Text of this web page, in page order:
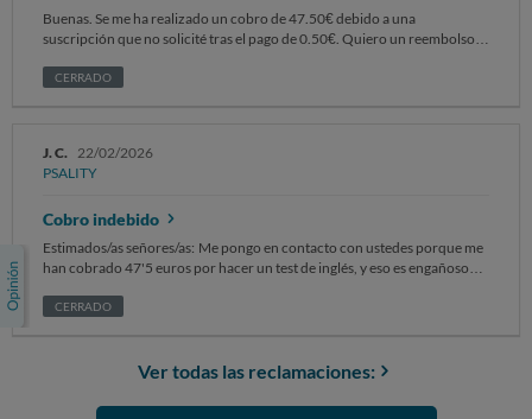
Buenas. Se me ha realizado un cobro de 47.50€ debido a una
suscripción que no solicité tras el pago de 0.50€. Quiero un reembolso
utilicé fue: algarzong@gmail.com Alberto Garzón Guerrero
CERRADO
J. C. 22/02/2026
PSALITY
Cobro indebido
Estimados/as señores/as: Me pongo en contacto con ustedes porque me
han cobrado 47'5 euros por hacer un test de inglés, y eso es engañoso
devuelvanmelo de inmediato.
CERRADO
Ver todas las reclamaciones: